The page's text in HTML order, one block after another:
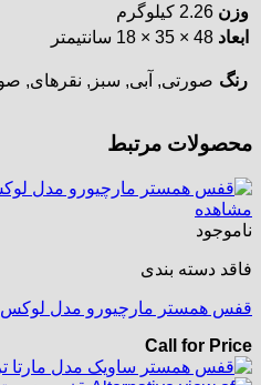
وزن 2.26 کیلوگرم
ابعاد 48 × 35 × 18 سانتیمتر
رنگ صورتی, آبی, سبز, نقره‎ای, صورتی-آبی, سبز-آبی
محصولات مرتبط
مشاهده
ناموجود
فاقد دسته بندی
قفس همستر مارچیورو مدل لوکس
Call for Price